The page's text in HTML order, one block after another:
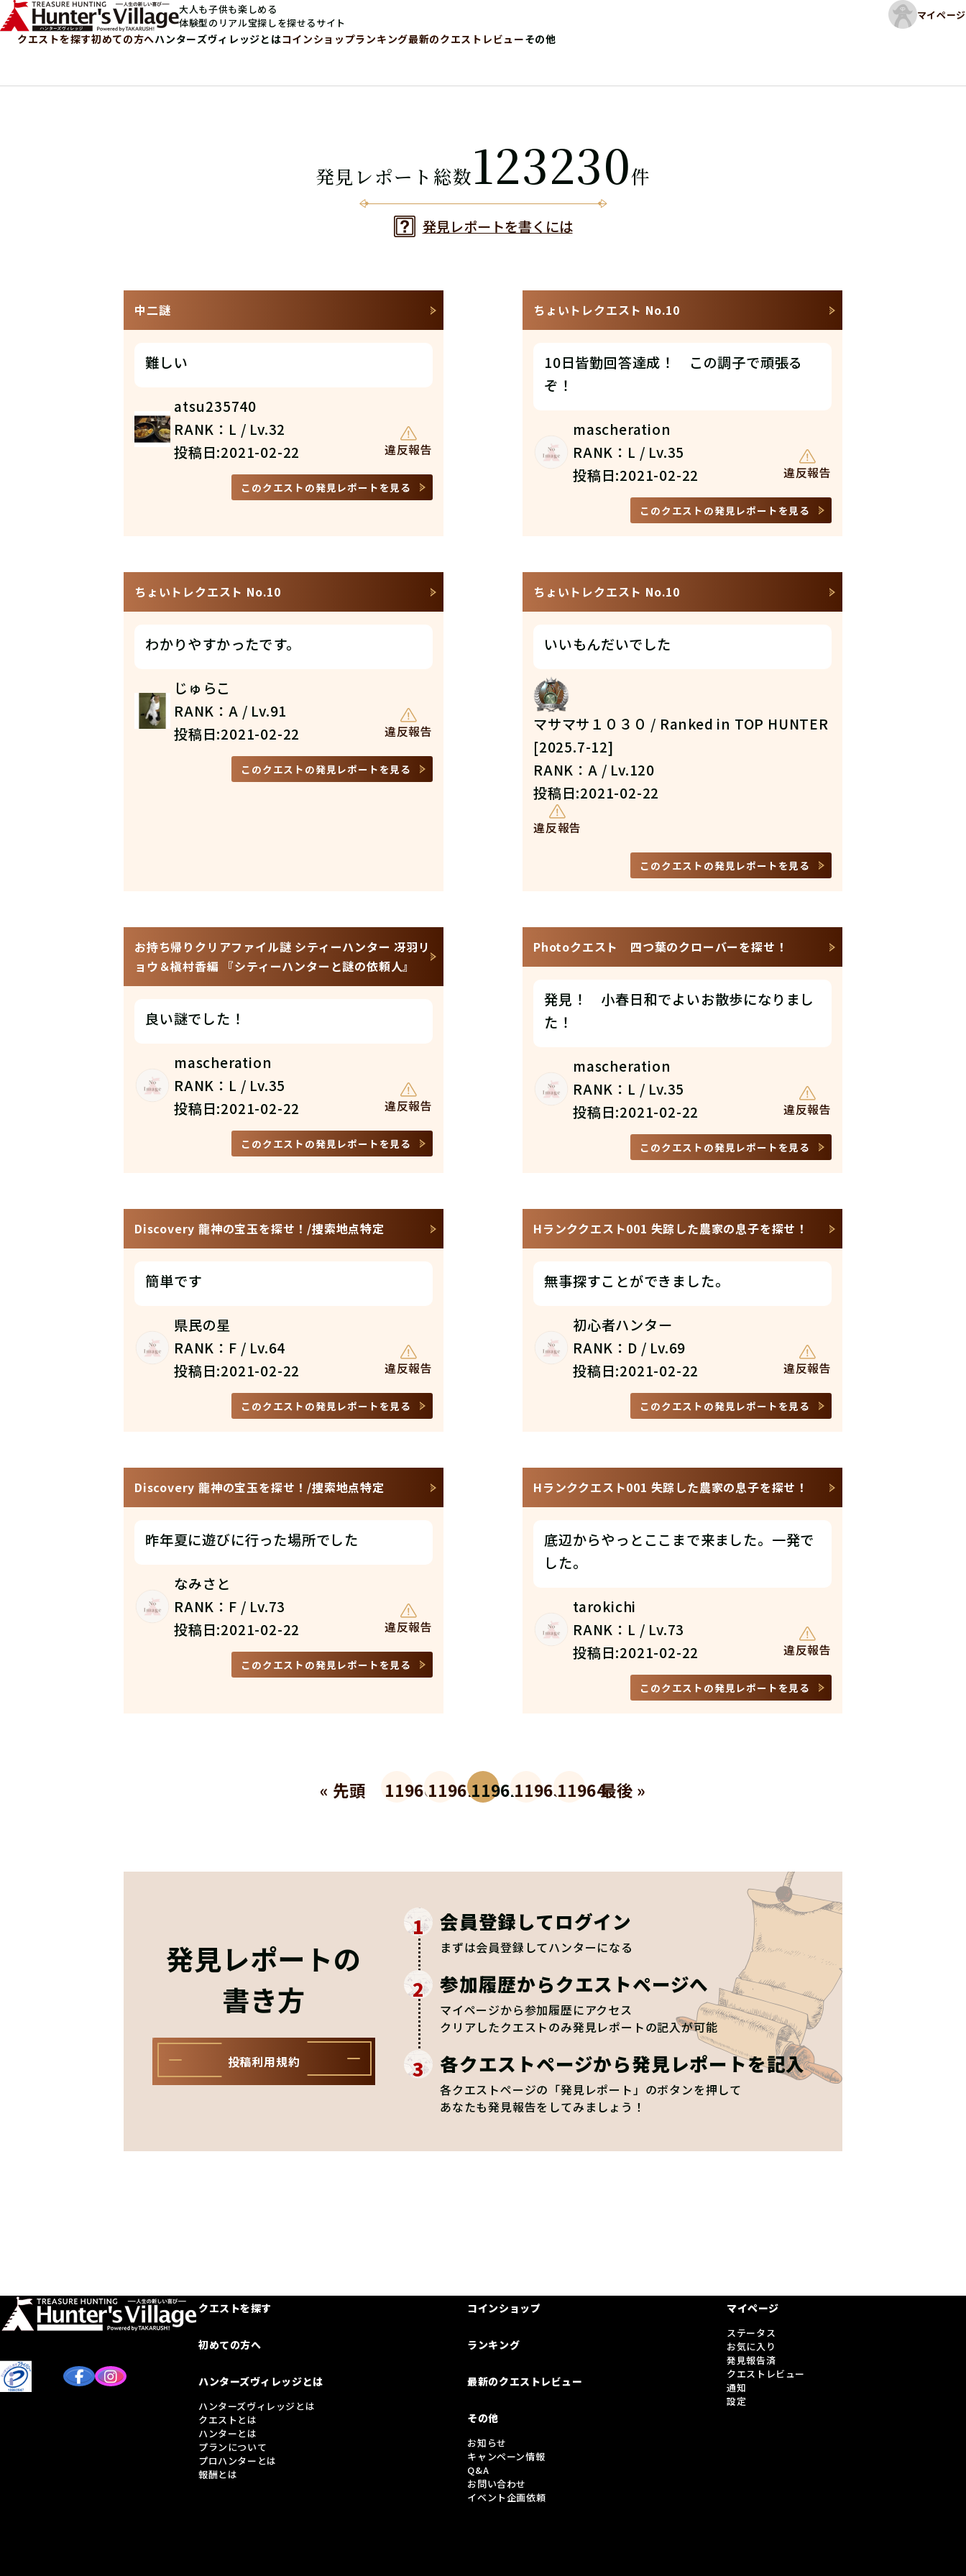
大人も子供も楽しめる
体験型のリアル宝探しを探せるサイト
マイページ
クエストを探す初めての方へハンターズヴィレッジとはコインショップランキング最新のクエストレビューその他
発見レポート総数123230件
発見レポートを書くには
中二謎
難しい
atsu235740
RANK：L / Lv.32
投稿日:2021-02-22
違反報告
このクエストの発見レポートを見る
ちょいトレクエスト No.10
10日皆勤回答達成！ この調子で頑張る
ぞ！
mascheration
RANK：L / Lv.35
投稿日:2021-02-22
違反報告
このクエストの発見レポートを見る
ちょいトレクエスト No.10
わかりやすかったです。
じゅらこ
RANK：A / Lv.91
投稿日:2021-02-22
違反報告
このクエストの発見レポートを見る
ちょいトレクエスト No.10
いいもんだいでした
マサマサ１０３０ / Ranked in TOP HUNTER
[2025.7-12]
RANK：A / Lv.120
投稿日:2021-02-22
違反報告
このクエストの発見レポートを見る
お持ち帰りクリアファイル謎 シティーハンター 冴羽リ
ョウ＆槇村香編 『シティーハンターと謎の依頼人』
良い謎でした！
mascheration
RANK：L / Lv.35
投稿日:2021-02-22
違反報告
このクエストの発見レポートを見る
Photoクエスト 四つ葉のクローバーを探せ！
発見！ 小春日和でよいお散歩になりまし
た！
mascheration
RANK：L / Lv.35
投稿日:2021-02-22
違反報告
このクエストの発見レポートを見る
Discovery 龍神の宝玉を探せ！/捜索地点特定
簡単です
県民の星
RANK：F / Lv.64
投稿日:2021-02-22
違反報告
このクエストの発見レポートを見る
Hランククエスト001 失踪した農家の息子を探せ！
無事探すことができました。
初心者ハンター
RANK：D / Lv.69
投稿日:2021-02-22
違反報告
このクエストの発見レポートを見る
Discovery 龍神の宝玉を探せ！/捜索地点特定
昨年夏に遊びに行った場所でした
なみさと
RANK：F / Lv.73
投稿日:2021-02-22
違反報告
このクエストの発見レポートを見る
Hランククエスト001 失踪した農家の息子を探せ！
底辺からやっとここまで来ました。一発で
した。
tarokichi
RANK：L / Lv.73
投稿日:2021-02-22
違反報告
このクエストの発見レポートを見る
« 先頭 1196011961119621196311964最後 »
発見レポートの
書き方
投稿利用規約
1 会員登録してログイン
まずは会員登録してハンターになる
2 参加履歴からクエストページへ
マイページから参加履歴にアクセス
クリアしたクエストのみ発見レポートの記入が可能
3 各クエストページから発見レポートを記入
各クエストページの「発見レポート」のボタンを押して
あなたも発見報告をしてみましょう！
クエストを探す
初めての方へ
ハンターズヴィレッジとは
ハンターズヴィレッジとは
クエストとは
ハンターとは
プランについて
プロハンターとは
報酬とは
コインショップ
ランキング
最新のクエストレビュー
その他
お知らせ
キャンペーン情報
Q&A
お問い合わせ
イベント企画依頼
マイページ
ステータス
お気に入り
発見報告済
クエストレビュー
通知
設定